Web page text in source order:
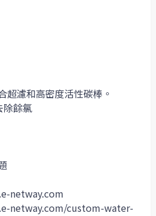
超濾和高密度活性碳棒。
除餘氯
netway.com
netway.com/custom-water-